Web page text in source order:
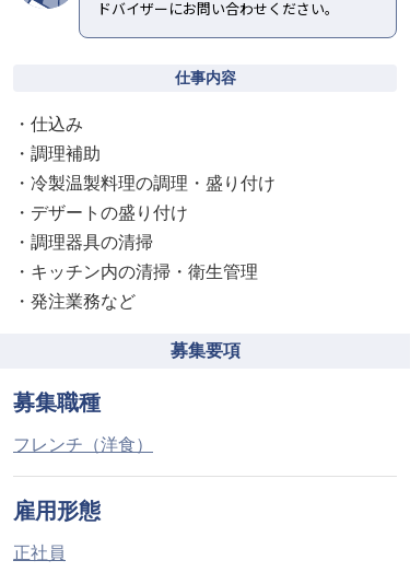
ドバイザーにお問い合わせください。
仕事内容
・仕込み
・調理補助
・冷製温製料理の調理・盛り付け
・デザートの盛り付け
・調理器具の清掃
・キッチン内の清掃・衛生管理
・発注業務など
募集要項
募集職種
フレンチ（洋食）
雇用形態
正社員